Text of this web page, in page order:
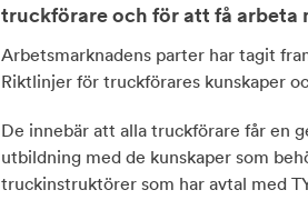
truckförare och för att få arbeta
Arbetsmarknadens parter har tagit
Riktlinjer för truckförares kunskaper
De innebär att alla truckförare får en
utbildning med de kunskaper som
truckinstruktörer som har avtal med